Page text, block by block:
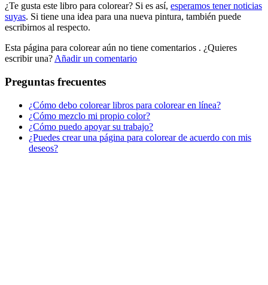
Nezaradené
Sin categorizar
¿Te gusta este libro para colorear? Si es así, esperamos tener noticias
suyas. Si tiene una idea para una nueva pintura, también puede
escribirnos al respecto.
Esta página para colorear aún no tiene comentarios . ¿Quieres
escribir una? Añadir un comentario
Preguntas frecuentes
¿Cómo debo colorear libros para colorear en línea?
¿Cómo mezclo mi propio color?
¿Cómo puedo apoyar su trabajo?
¿Puedes crear una página para colorear de acuerdo con mis
deseos?